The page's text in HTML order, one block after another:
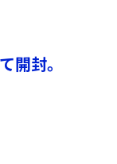
開封。